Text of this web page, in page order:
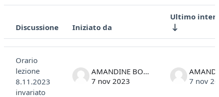
Stato
Discussione Iniziato da
Ultimo
Orario
lezione
8.11.2023
invariato
AMANDINE BONESSO
7 nov 2023
7 nov